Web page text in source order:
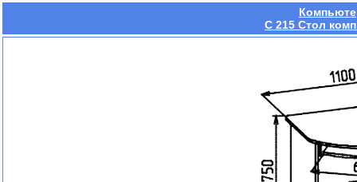
С 215 Стол